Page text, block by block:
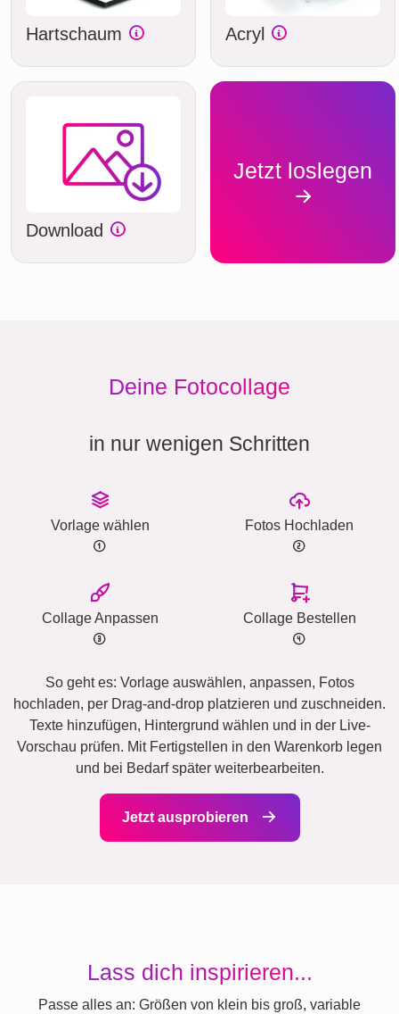
Hartschaum Acryl
Download
Jetzt loslegen
Deine Fotocollage
in nur wenigen Schritten
Vorlage wählen Fotos Hochladen
Collage Anpassen Collage Bestellen
So geht es: Vorlage auswählen, anpassen, Fotos
hochladen, per Drag-and-drop platzieren und zuschneiden.
Texte hinzufügen, Hintergrund wählen und in der Live-
Vorschau prüfen. Mit Fertigstellen in den Warenkorb legen
und bei Bedarf später weiterbearbeiten.
Jetzt ausprobieren
Lass dich inspirieren...
Passe alles an: Größen von klein bis groß, variable